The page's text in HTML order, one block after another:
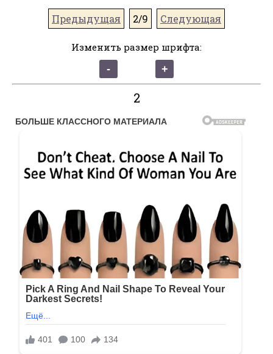
Предыдущая 2/9 Следующая
Изменить размер шрифта:
2